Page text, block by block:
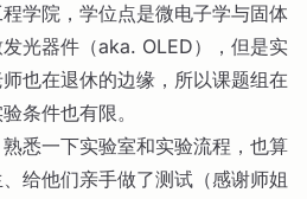
学院，学位点是微电子学与固体
光器件（aka. OLED），但是实
也在退休的边缘，所以课题组在
条件也有限。
悉一下实验室和实验流程，也算
给他们亲手做了测试（感谢师姐